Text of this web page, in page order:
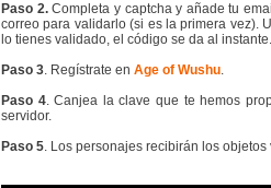
Paso 2.Completa y captcha y añade tu
correo para validarlo (si es la primera vez).
lo tienes validado, el código se da al instante.
Paso 3. Regístrate en Age of Wushu.
Paso 4. Canjea la clave que te hemos
servidor.
Paso 5. Los personajes recibirán los